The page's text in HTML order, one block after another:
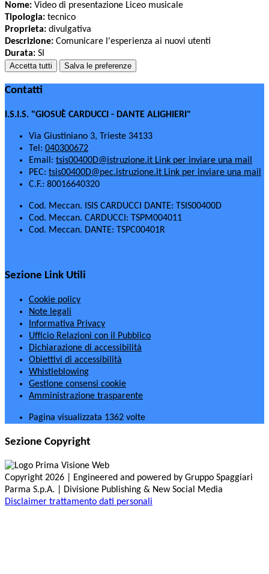
Nome: Video di presentazione Liceo musicale
Tipologia: tecnico
Proprieta: divulgativa
Descrizione: Comunicare l'esperienza ai nuovi utenti
Durata: SI
Accetta tutti Salva le preferenze
Contatti
I.S.I.S. "GIOSUÈ CARDUCCI - DANTE ALIGHIERI"
Via Giustiniano 3, Trieste 34133
Tel: 040300672
Email: tsis00400D@istruzione.it Link per inviare una mail
PEC: tsis00400D@pec.istruzione.it Link per inviare una mail
C.F.: 80016640320
Cod. Meccan. ISIS CARDUCCI DANTE: TSIS00400D
Cod. Meccan. CARDUCCI: TSPM004011
Cod. Meccan. DANTE: TSPC00401R
Sezione Link Utili
Cookie policy
Note legali
Informativa Privacy
Ufficio Relazioni con il Pubblico
Dichiarazione di accessibilità
Obiettivi di accessibilità
Whistleblowing
Gestione consensi cookie
Amministrazione trasparente
Pagina visualizzata 1362 volte
Sezione Copyright
Copyright 2026 | Engineered and powered by Gruppo Spaggiari
Parma S.p.A. | Divisione Publishing & New Social Media
Disclaimer trattamento dati personali